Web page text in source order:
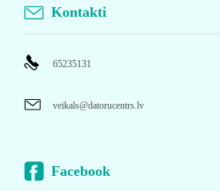
Kontakti
65235131
veikals@datorucentrs.lv
Facebook